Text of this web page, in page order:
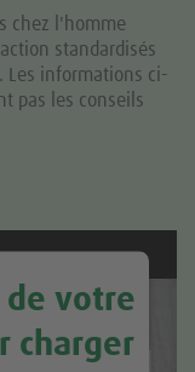
chez l'homme
standardisés
Les informations ci-
pas les conseils
de votre
charger